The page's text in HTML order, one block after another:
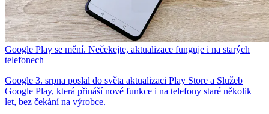
Google Play se mění. Nečekejte, aktualizace funguje i na starých
telefonech
Google 3. srpna poslal do světa aktualizaci Play Store a Služeb
Google Play, která přináší nové funkce i na telefony staré několik
let, bez čekání na výrobce.